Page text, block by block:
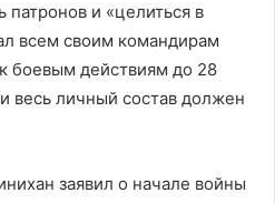
патронов и «целиться в
всем своим командирам
боевым действиям до 28
весь личный состав должен